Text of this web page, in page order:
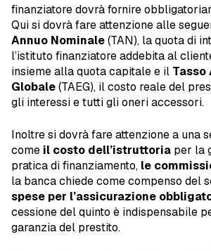
finanziatore dovrà fornire
Qui si dovrà fare attenzione alle
Annuo Nominale(TAN), la quota di
l’istituto finanziatore addebita al
insieme alla quota capitale e il Tasso
Globale(TAEG), il costo reale del
gli interessi e tutti gli oneri accessori.
Inoltre si dovrà fare attenzione a una
come il costo dell’istruttoria per la
pratica di finanziamento, le
la banca chiede come compenso del
spese per l’assicurazione
cessione del quinto è indispensabile
garanzia del prestito.